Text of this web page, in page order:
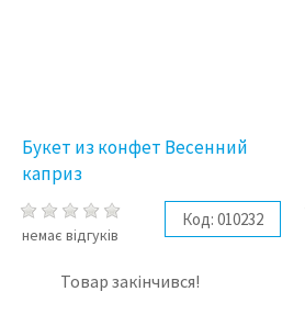
Букет из конфет Весенний
каприз
немає відгуків
Код: 010232
Товар закінчився!